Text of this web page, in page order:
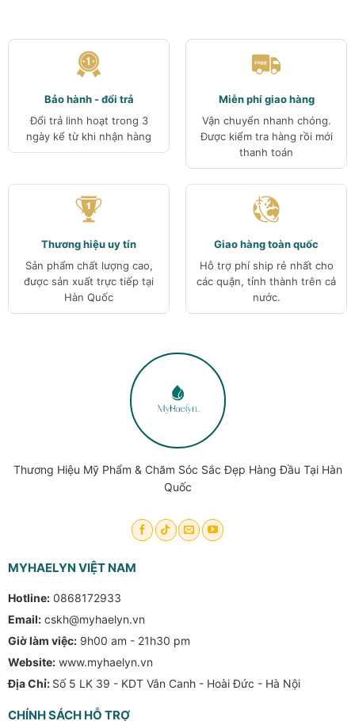
Bảo hành - đổi trả
Đổi trả linh hoạt trong 3
ngày kể từ khi nhận hàng
Miễn phí giao hàng
Vận chuyển nhanh chóng.
Được kiểm tra hàng rồi mới
thanh toán
Thương hiệu uy tín
Sản phẩm chất lượng cao,
được sản xuất trực tiếp tại
Hàn Quốc
Giao hàng toàn quốc
Hỗ trợ phí ship rẻ nhất cho
các quận, tỉnh thành trên cả
nước.
Thương Hiệu Mỹ Phẩm & Chăm Sóc Sắc Đẹp Hàng Đầu Tại Hàn
Quốc
MYHAELYN VIỆT NAM
Hotline:0868172933
Email:cskh@myhaelyn.vn
Giờ làm việc:9h00 am - 21h30 pm
Website:www.myhaelyn.vn
Địa Chỉ: Số 5 LK 39 - KDT Vân Canh - Hoài Đức - Hà Nội
CHÍNH SÁCH HỖ TRỢ